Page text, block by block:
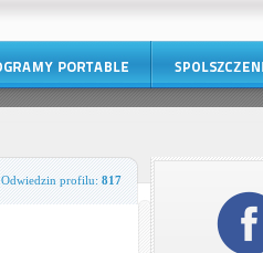
Odwiedzin profilu:817